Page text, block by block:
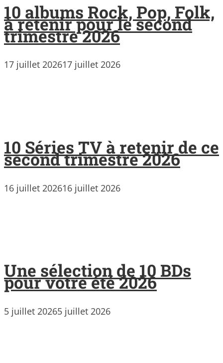
10 albums Rock, Pop, Folk,
à retenir pour le second
trimestre 2026
17 juillet 202617 juillet 2026
10 Séries TV à retenir de ce
second trimestre 2026
16 juillet 202616 juillet 2026
Une sélection de 10 BDs
pour votre été 2026
5 juillet 20265 juillet 2026